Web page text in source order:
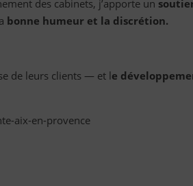
des cabinets, j’apporte un
bonne humeur et la discrétion.
de leurs clients — et le
aix-en-provence